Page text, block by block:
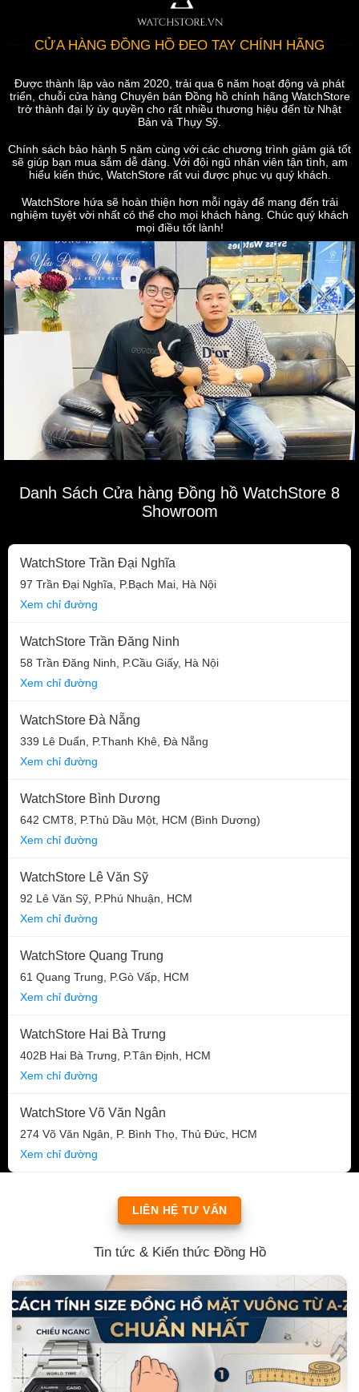
CỬA HÀNG ĐỒNG HỒ ĐEO TAY CHÍNH HÃNG
Được thành lập vào năm 2020, trải qua 6 năm hoạt động và phát
triển, chuỗi cửa hàng Chuyên bán Đồng hồ chính hãng WatchStore
trở thành đại lý ủy quyền cho rất nhiều thương hiệu đến từ Nhật
Bản và Thụy Sỹ.
Chính sách bảo hành 5 năm cùng với các chương trình giảm giá tốt
sẽ giúp bạn mua sắm dễ dàng. Với đội ngũ nhân viên tận tình, am
hiểu kiến thức, WatchStore rất vui được phục vụ quý khách.
WatchStore hứa sẽ hoàn thiện hơn mỗi ngày để mang đến trải
nghiệm tuyệt vời nhất có thể cho mọi khách hàng. Chúc quý khách
mọi điều tốt lành!
Danh Sách Cửa hàng Đồng hồ WatchStore 8
Showroom
WatchStore Trần Đại Nghĩa
97 Trần Đại Nghĩa, P.Bạch Mai, Hà Nội
Xem chỉ đường
WatchStore Trần Đăng Ninh
58 Trần Đăng Ninh, P.Cầu Giấy, Hà Nội
Xem chỉ đường
WatchStore Đà Nẵng
339 Lê Duẩn, P.Thanh Khê, Đà Nẵng
Xem chỉ đường
WatchStore Bình Dương
642 CMT8, P.Thủ Dầu Một, HCM (Bình Dương)
Xem chỉ đường
WatchStore Lê Văn Sỹ
92 Lê Văn Sỹ, P.Phú Nhuận, HCM
Xem chỉ đường
WatchStore Quang Trung
61 Quang Trung, P.Gò Vấp, HCM
Xem chỉ đường
WatchStore Hai Bà Trưng
402B Hai Bà Trưng, P.Tân Định, HCM
Xem chỉ đường
WatchStore Võ Văn Ngân
274 Võ Văn Ngân, P. Bình Thọ, Thủ Đức, HCM
Xem chỉ đường
LIÊN HỆ TƯ VẤN
Tin tức & Kiến thức Đồng Hồ